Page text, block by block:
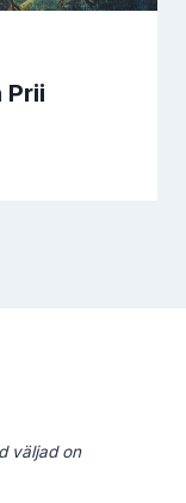
Prii
väljad on